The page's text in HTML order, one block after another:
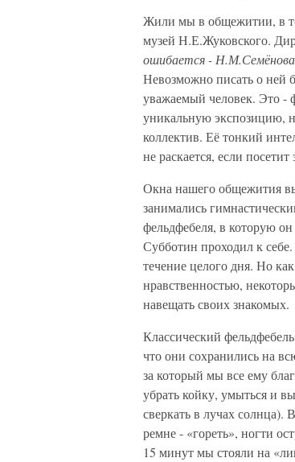
Жили мы в общежитии, в
музей Н.Е.Жуковского.
ошибается - Н.М.Семёнова
Невозможно писать о ней
уважаемый человек. Это -
уникальную экспозицию,
коллектив. Её тонкий
не раскается, если
Окна нашего общежития
занимались
фельдфебеля, в которую
Субботин проходил к
течение целого дня. Но
нравственностью,
навещать своих знакомых.
Классический
что они сохранились на
за который мы все ему
убрать койку, умыться и
сверкать в лучах
ремне - «гореть», ногти
15 минут мы стояли на